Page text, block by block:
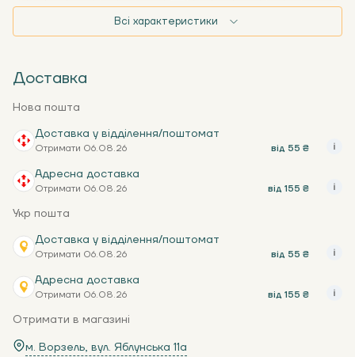
Всі характеристики
Доставка
Нова пошта
Доставка у відділення/поштомат
Отримати 06.08.26 від 55 ₴
Адресна доставка
Отримати 06.08.26 від 155 ₴
Укр пошта
Доставка у відділення/поштомат
Отримати 06.08.26 від 55 ₴
Адресна доставка
Отримати 06.08.26 від 155 ₴
Отримати в магазині
м. Ворзель, вул. Яблунська 11a